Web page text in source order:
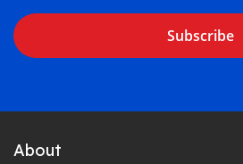
Subscribe
About